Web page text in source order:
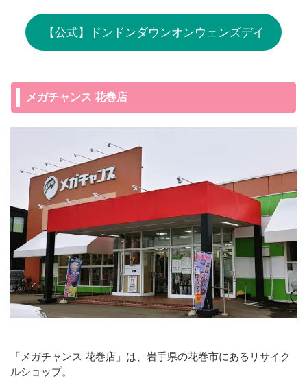
【公式】ドンドンダウンオンウェンズデイ
メガチャンス 花巻店
「メガチャンス 花巻店」は、岩手県の花巻市にあるリサイク
ルショップ。